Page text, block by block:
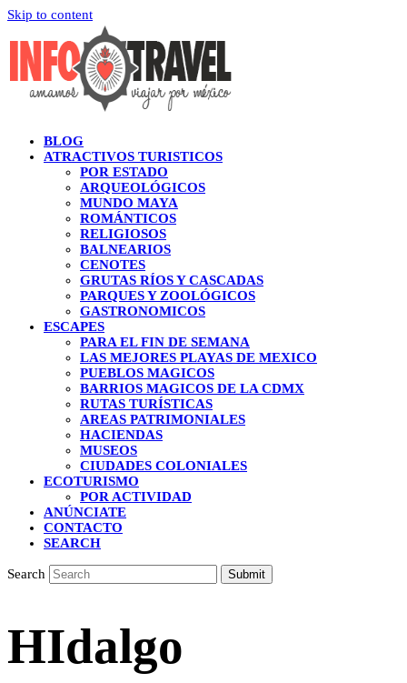
Skip to content
BLOG
ATRACTIVOS TURISTICOS
POR ESTADO
ARQUEOLÓGICOS
MUNDO MAYA
ROMÁNTICOS
RELIGIOSOS
BALNEARIOS
CENOTES
GRUTAS RÍOS Y CASCADAS
PARQUES Y ZOOLÓGICOS
GASTRONOMICOS
ESCAPES
PARA EL FIN DE SEMANA
LAS MEJORES PLAYAS DE MEXICO
PUEBLOS MAGICOS
BARRIOS MAGICOS DE LA CDMX
RUTAS TURÍSTICAS
AREAS PATRIMONIALES
HACIENDAS
MUSEOS
CIUDADES COLONIALES
ECOTURISMO
POR ACTIVIDAD
ANÚNCIATE
CONTACTO
SEARCH
Search Submit
HIdalgo